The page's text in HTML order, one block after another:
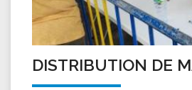
DISTRIBUTION DE